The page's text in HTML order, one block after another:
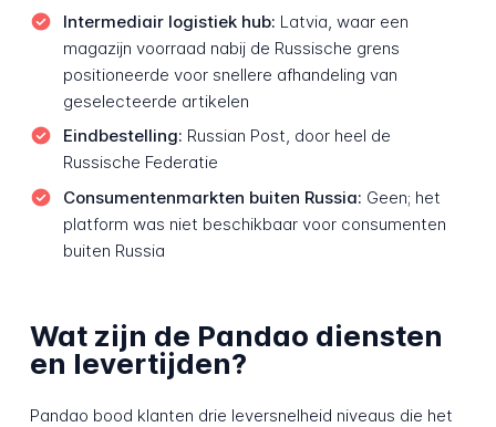
Intermediair logistiek hub: Latvia, waar een
magazijn voorraad nabij de Russische grens
positioneerde voor snellere afhandeling van
geselecteerde artikelen
Eindbestelling: Russian Post, door heel de
Russische Federatie
Consumentenmarkten buiten Russia: Geen; het
platform was niet beschikbaar voor consumenten
buiten Russia
Wat zijn de Pandao diensten
en levertijden?
Pandao bood klanten drie leversnelheid niveaus die het